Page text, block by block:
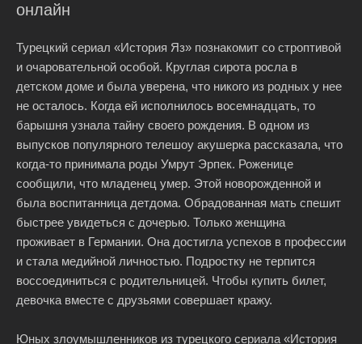
онлайн
Турецкий сериал «История Яз» познакомит со строптивой
и очаровательной особой. Круглая сирота росла в
детском доме и была уверена, что никого из родных у нее
не осталось. Когда ей исполнилось восемнадцать, то
барышня узнала тайну своего рождения. В одном из
выпусков популярного телешоу акушерка рассказала, что
когда-то принимала роды Умрут Эрпек. Роженице
сообщили, что младенец умер. Этой новорожденной и
была воспитанница детдома. Обрадованная мать спешит
быстрее увидеться с дочерью. Только женщина
проживает в Германии. Она достигла успехов в профессии
и стала медийной личностью. Подростку не терпится
воссоединиться с родительницей. Чтобы купить билет,
девочка вместе с друзьями совершает кражу.
Юных злоумышленников из турецкого сериала «История